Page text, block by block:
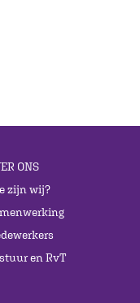
ONS
zijn wij?
en RvT